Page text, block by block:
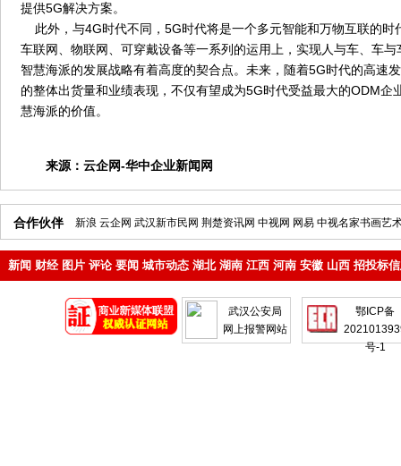
提供5G解决方案。
此外，与4G时代不同，5G时代将是一个多元智能和万物互联的时
车联网、物联网、可穿戴设备等一系列的运用上，实现人与车、车
智慧海派的发展战略有着高度的契合点。未来，随着5G时代的高速
的整体出货量和业绩表现，不仅有望成为5G时代受益最大的ODM企
慧海派的价值。
来源： 云企网-华中企业新闻网
合作伙伴 新浪 云企网 武汉新市民网 荆楚资讯网 中视网 网易 中视名家书画艺
新闻 财经 图片 评论 要闻 城市动态 湖北 湖南 江西 河南 安徽 山西 招投标
武汉公安局
网上报警网站
鄂ICP备
号-1